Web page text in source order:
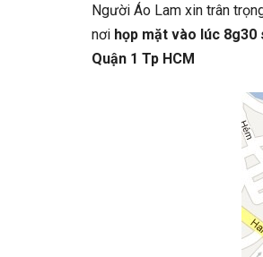
Người Áo Lam xin trân
nơi họp mặt vào lúc 8g30
Quận 1 Tp HCM